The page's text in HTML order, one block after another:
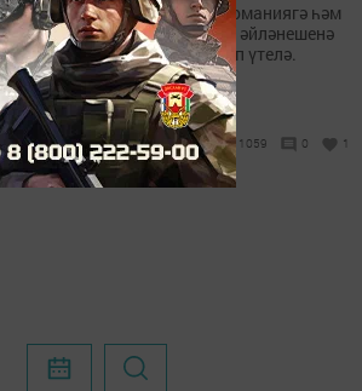
26 июньдә Халыкара наркоманиягә һәм
наркотикларның законсыз әйләнешенә
каршы көрәш көне билгеләп үтелә.
1059 0 1